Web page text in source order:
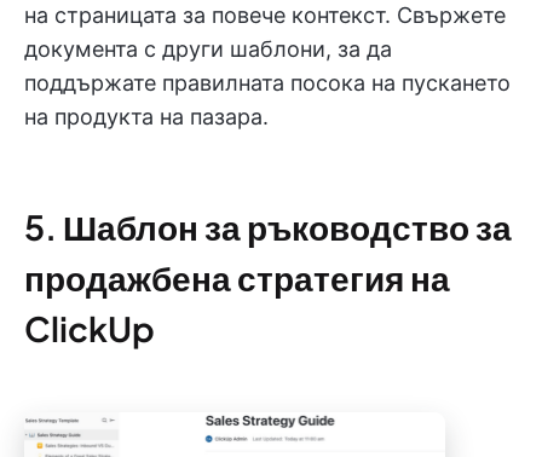
на страницата за повече контекст. Свържете
документа с други шаблони, за да
поддържате правилната посока на пускането
на продукта на пазара.
5. Шаблон за ръководство за
продажбена стратегия на
ClickUp